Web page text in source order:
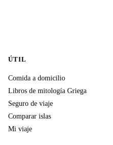
ÚTIL
Comida a domicilio
Libros de mitología Griega
Seguro de viaje
Comparar islas
Mi viaje